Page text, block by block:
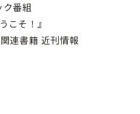
番組
こそ！』
連書籍 近刊情報